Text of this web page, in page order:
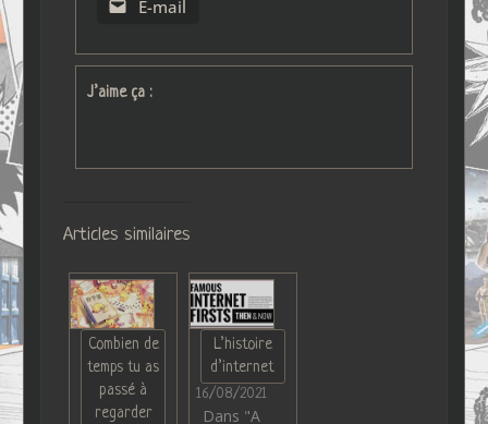
E-mail
J’aime ça :
Articles similaires
Combien de
temps tu as
passé à
regarder
L’histoire
d’internet
16/08/2021
Dans "A